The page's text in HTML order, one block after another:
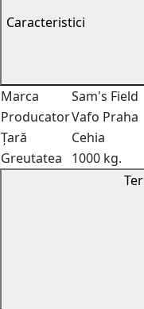
Caracteristici
Marca
Sam's Field
ProducatorVafo Praha
Țară
Cehia
Greutatea
1000 kg.